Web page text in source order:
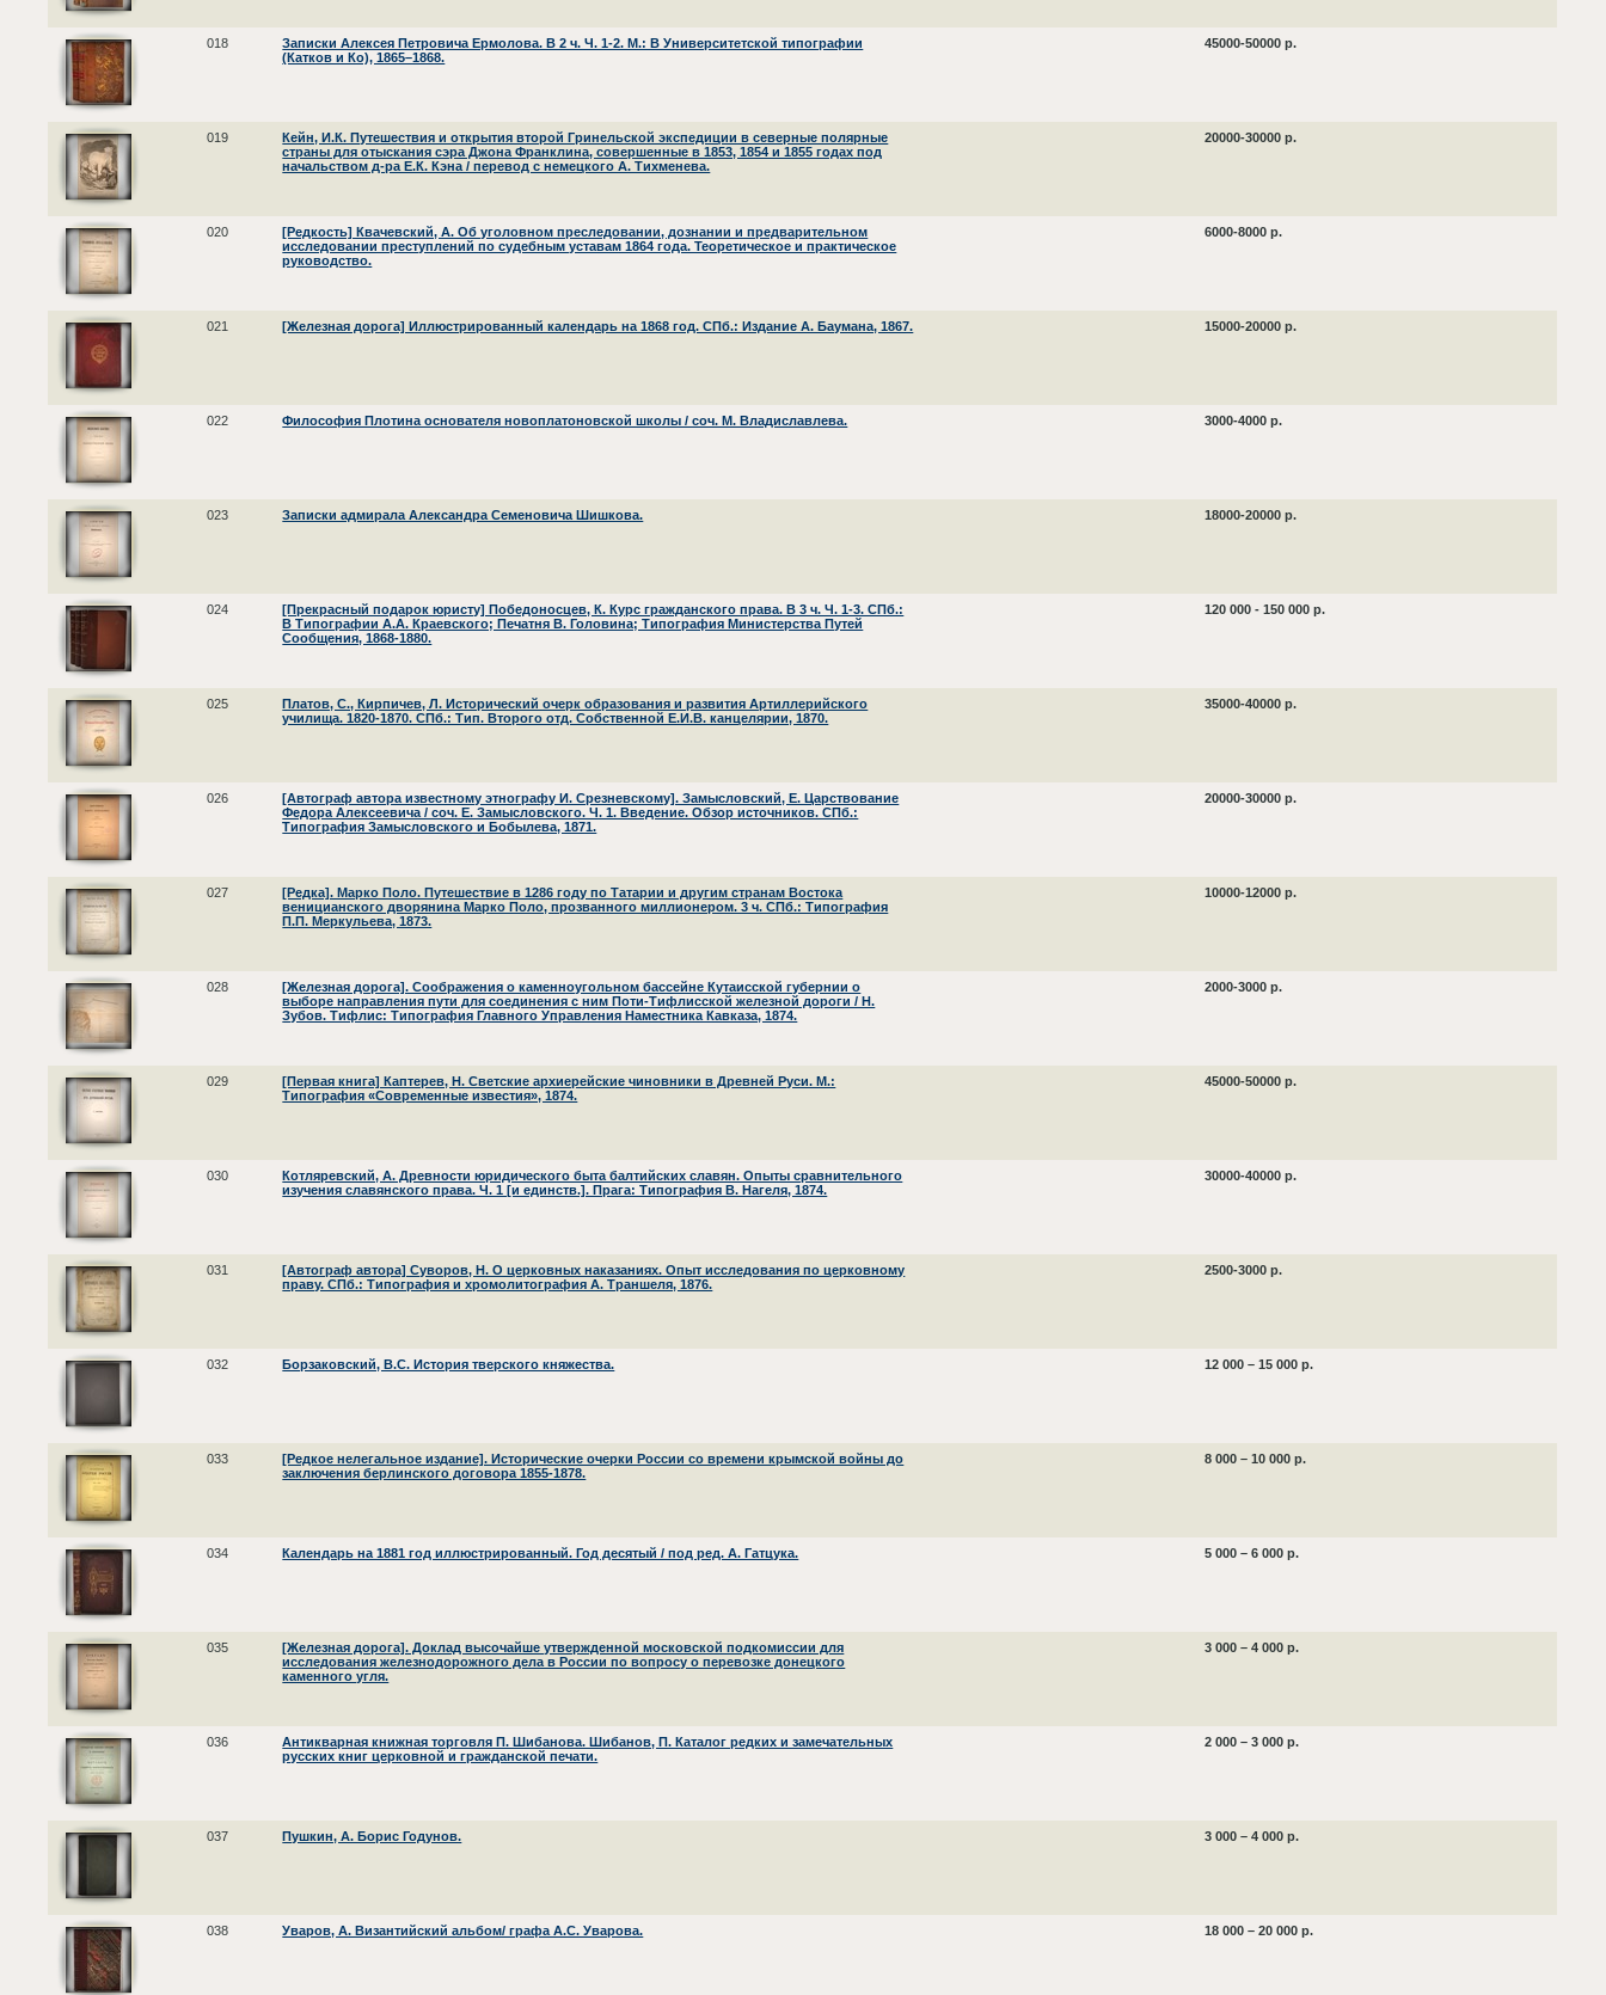
018
Записки Алексея Петровича Ермолова. В 2 ч. Ч. 1-2. М.: В Университетской типографии
(Катков и Ко), 1865–1868.
45000-50000 р.
019
Кейн, И.К. Путешествия и открытия второй Гринельской экспедиции в северные полярные
страны для отыскания сэра Джона Франклина, совершенные в 1853, 1854 и 1855 годах под
начальством д-ра Е.К. Кэна / перевод с немецкого А. Тихменева.
20000-30000 р.
020
[Редкость] Квачевский, А. Об уголовном преследовании, дознании и предварительном
исследовании преступлений по судебным уставам 1864 года. Теоретическое и практическое
руководство.
6000-8000 р.
021 [Железная дорога] Иллюстрированный календарь на 1868 год. СПб.: Издание А. Баумана, 1867. 15000-20000 р.
022 Философия Плотина основателя новоплатоновской школы / соч. М. Владиславлева. 3000-4000 р.
023 Записки адмирала Александра Семеновича Шишкова. 18000-20000 р.
024
[Прекрасный подарок юристу] Победоносцев, К. Курс гражданского права. В 3 ч. Ч. 1-3. СПб.:
В Типографии А.А. Краевского; Печатня В. Головина; Типография Министерства Путей
Сообщения, 1868-1880.
120 000 - 150 000 р.
025
Платов, С., Кирпичев, Л. Исторический очерк образования и развития Артиллерийского
училища. 1820-1870. СПб.: Тип. Второго отд. Собственной Е.И.В. канцелярии, 1870.
35000-40000 р.
026
[Автограф автора известному этнографу И. Срезневскому]. Замысловский, Е. Царствование
Федора Алексеевича / соч. Е. Замысловского. Ч. 1. Введение. Обзор источников. СПб.:
Типография Замысловского и Бобылева, 1871.
20000-30000 р.
027
[Редка]. Марко Поло. Путешествие в 1286 году по Татарии и другим странам Востока
веницианского дворянина Марко Поло, прозванного миллионером. 3 ч. СПб.: Типография
П.П. Меркульева, 1873.
10000-12000 р.
028
[Железная дорога]. Соображения о каменноугольном бассейне Кутаисской губернии о
выборе направления пути для соединения с ним Поти-Тифлисской железной дороги / Н.
Зубов. Тифлис: Типография Главного Управления Наместника Кавказа, 1874.
2000-3000 р.
029
[Первая книга] Каптерев, Н. Светские архиерейские чиновники в Древней Руси. М.:
Типография «Современные известия», 1874.
45000-50000 р.
030
Котляревский, А. Древности юридического быта балтийских славян. Опыты сравнительного
изучения славянского права. Ч. 1 [и единств.]. Прага: Типография В. Нагеля, 1874.
30000-40000 р.
031
[Автограф автора] Суворов, Н. О церковных наказаниях. Опыт исследования по церковному
праву. СПб.: Типография и хромолитография А. Траншеля, 1876.
2500-3000 р.
032 Борзаковский, В.С. История тверского княжества. 12 000 – 15 000 р.
033
[Редкое нелегальное издание]. Исторические очерки России со времени крымской войны до
заключения берлинского договора 1855-1878.
8 000 – 10 000 р.
034 Календарь на 1881 год иллюстрированный. Год десятый / под ред. А. Гатцука. 5 000 – 6 000 р.
035
[Железная дорога]. Доклад высочайше утвержденной московской подкомиссии для
исследования железнодорожного дела в России по вопросу о перевозке донецкого
каменного угля.
3 000 – 4 000 р.
036
Антикварная книжная торговля П. Шибанова. Шибанов, П. Каталог редких и замечательных
русских книг церковной и гражданской печати.
2 000 – 3 000 р.
037 Пушкин, А. Борис Годунов. 3 000 – 4 000 р.
038 Уваров, А. Византийский альбом/ графа А.С. Уварова. 18 000 – 20 000 р.